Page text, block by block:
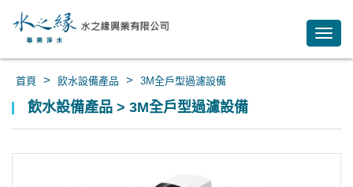
首頁 > 飲水設備產品 > 3M全戶型過濾設備
飲水設備產品 > 3M全戶型過濾設備